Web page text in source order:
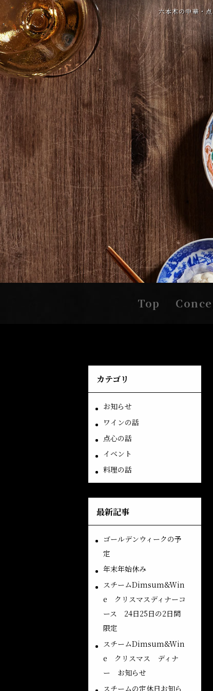
六本木の中華・
Top
カテゴリ
お知らせ
ワインの話
点心の話
イベント
料理の話
最新記事
ゴールデンウィークの予
定
年末年始休み
スチームDimsum&Win
e クリスマスディナーコ
ース 24日25日の2日間
限定
スチームDimsum&Win
e クリスマス ディナ
ー お知らせ
スチームの定休日お知ら